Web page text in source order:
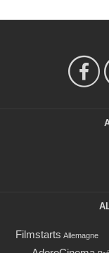
Filmstarts Allemagne